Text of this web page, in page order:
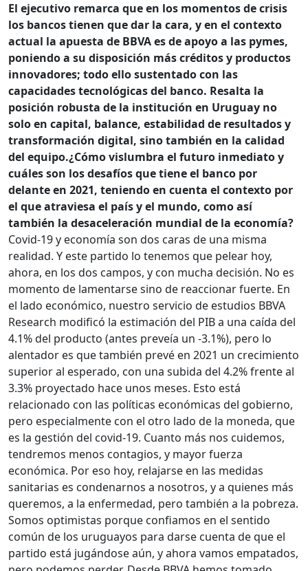
El ejecutivo remarca que en los momentos de crisis
los bancos tienen que dar la cara, y en el contexto
actual la apuesta de BBVA es de apoyo a las pymes,
poniendo a su disposición más créditos y productos
innovadores; todo ello sustentado con las
capacidades tecnológicas del banco. Resalta la
posición robusta de la institución en Uruguay no
solo en capital, balance, estabilidad de resultados y
transformación digital, sino también en la calidad
del equipo.¿Cómo vislumbra el futuro inmediato y
cuáles son los desafíos que tiene el banco por
delante en 2021, teniendo en cuenta el contexto por
el que atraviesa el país y el mundo, como así
también la desaceleración mundial de la economía?
Covid-19 y economía son dos caras de una misma
realidad. Y este partido lo tenemos que pelear hoy,
ahora, en los dos campos, y con mucha decisión. No es
momento de lamentarse sino de reaccionar fuerte. En
el lado económico, nuestro servicio de estudios BBVA
Research modificó la estimación del PIB a una caída del
4.1% del producto (antes preveía un -3.1%), pero lo
alentador es que también prevé en 2021 un crecimiento
superior al esperado, con una subida del 4.2% frente al
3.3% proyectado hace unos meses. Esto está
relacionado con las políticas económicas del gobierno,
pero especialmente con el otro lado de la moneda, que
es la gestión del covid-19. Cuanto más nos cuidemos,
tendremos menos contagios, y mayor fuerza
económica. Por eso hoy, relajarse en las medidas
sanitarias es condenarnos a nosotros, y a quienes más
queremos, a la enfermedad, pero también a la pobreza.
Somos optimistas porque confiamos en el sentido
común de los uruguayos para darse cuenta de que el
partido está jugándose aún, y ahora vamos empatados,